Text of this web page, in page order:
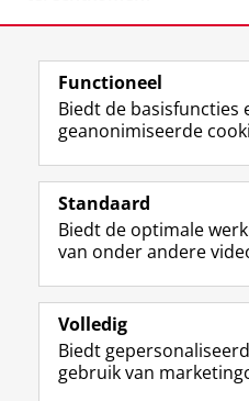
Volg de RUG
Studiekiezers
Alumni
Over ons
Functioneel
Biedt de basisfuncties
geanonimiseerde
Standaard
Biedt de optimale
van onder andere
Volledig
Biedt
gebruik van